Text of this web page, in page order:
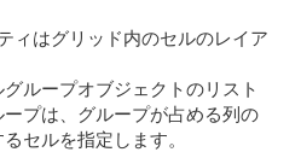
ィはグリッド内のセルのレイア
ループオブジェクトのリスト
プは、グループが占める列の
セルを指定します。